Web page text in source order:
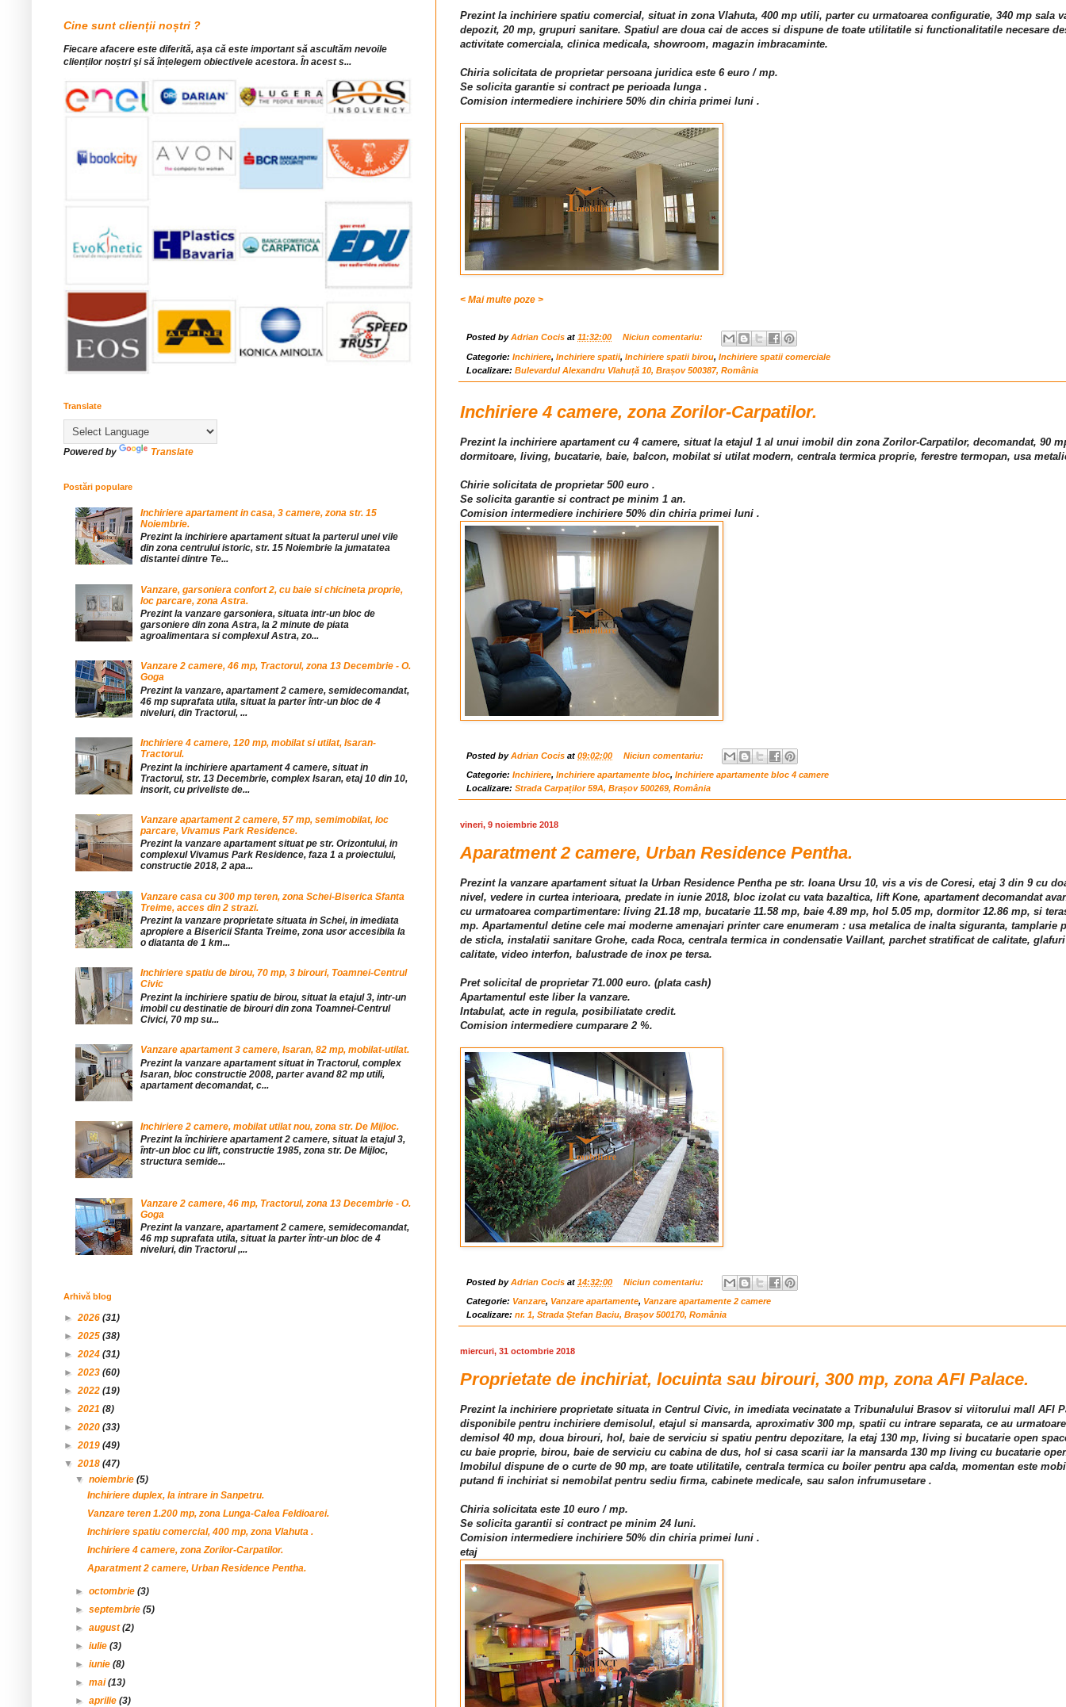
Prezint la inchiriere spatiu comercial, situat in zona Vlahuta, 400 mp utili, parter cu urmatoarea configuratie, 340 mp sala
depozit, 20 mp, grupuri sanitare. Spatiul are doua cai de acces si dispune de toate utilitatile si functionalitatile necesare
activitate comerciala, clinica medicala, showroom, magazin imbracaminte.
Chiria solicitata de proprietar persoana juridica este 6 euro / mp.
Se solicita garantie si contract pe perioada lunga .
Comision intermediere inchiriere 50% din chiria primei luni .
< Mai multe poze >
Posted byAdrian Cocis at 11:32:00 Niciun comentariu:
Categorie: Inchiriere, Inchiriere spatii, Inchiriere spatii birou, Inchiriere spatii comerciale
Localizare: Bulevardul Alexandru Vlahuță 10, Brașov 500387, România
Inchiriere 4 camere, zona Zorilor-Carpatilor.
Prezint la inchiriere apartament cu 4 camere, situat la etajul 1 al unui imobil din zona Zorilor-Carpatilor, decomandat, 90
dormitoare, living, bucatarie, baie, balcon, mobilat si utilat modern, centrala termica proprie, ferestre termopan, usa
Chirie solicitata de proprietar 500 euro .
Se solicita garantie si contract pe minim 1 an.
Comision intermediere inchiriere 50% din chiria primei luni .
Posted byAdrian Cocis at 09:02:00 Niciun comentariu:
Categorie: Inchiriere, Inchiriere apartamente bloc, Inchiriere apartamente bloc 4 camere
Localizare: Strada Carpaților 59A, Brașov 500269, România
vineri, 9 noiembrie 2018
Aparatment 2 camere, Urban Residence Pentha.
Prezint la vanzare apartament situat la Urban Residence Pentha pe str. Ioana Ursu 10, vis a vis de Coresi, etaj 3 din 9 cu
nivel, vedere in curtea interioara, predate in iunie 2018, bloc izolat cu vata bazaltica, lift Kone, apartament decomandat
cu urmatoarea compartimentare: living 21.18 mp, bucatarie 11.58 mp, baie 4.89 mp, hol 5.05 mp, dormitor 12.86 mp, si
mp. Apartamentul detine cele mai moderne amenajari printer care enumeram : usa metalica de inalta siguranta, tamplarie
de sticla, instalatii sanitare Grohe, cada Roca, centrala termica in condensatie Vaillant, parchet stratificat de calitate,
calitate, video interfon, balustrade de inox pe tersa.
Pret solicital de proprietar 71.000 euro. (plata cash)
Apartamentul este liber la vanzare.
Intabulat, acte in regula, posibiliatate credit.
Comision intermediere cumparare 2 %.
Posted byAdrian Cocis at 14:32:00 Niciun comentariu:
Categorie: Vanzare, Vanzare apartamente, Vanzare apartamente 2 camere
Localizare: nr. 1, Strada Ștefan Baciu, Brașov 500170, România
miercuri, 31 octombrie 2018
Proprietate de inchiriat, locuinta sau birouri, 300 mp, zona AFI Palace.
Prezint la inchiriere proprietate situata in Centrul Civic, in imediata vecinatate a Tribunalului Brasov si viitorului mall AFI
disponibile pentru inchiriere demisolul, etajul si mansarda, aproximativ 300 mp, spatii cu intrare separata, ce au
demisol 40 mp, doua birouri, hol, baie de serviciu si spatiu pentru depozitare, la etaj 130 mp, living si bucatarie open
cu baie proprie, birou, baie de serviciu cu cabina de dus, hol si casa scarii iar la mansarda 130 mp living cu bucatarie
Imobilul dispune de o curte de 90 mp, are toate utilitatile, centrala termica cu boiler pentru apa calda, momentan este
putand fi inchiriat si nemobilat pentru sediu firma, cabinete medicale, sau salon infrumusetare .
Chiria solicitata este 10 euro / mp.
Se solicita garantii si contract pe minim 24 luni.
Comision intermediere inchiriere 50% din chiria primei luni .
etaj
Cine sunt clienții noștri ?
Fiecare afacere este diferită, așa că este important să ascultăm nevoile
clienților noștri şi să înțelegem obiectivele acestora. În acest s...
Translate
Powered by Translate
Postări populare
Inchiriere apartament in casa, 3 camere, zona str. 15
Noiembrie.
Prezint la inchiriere apartament situat la parterul unei vile
din zona centrului istoric, str. 15 Noiembrie la jumatatea
distantei dintre Te...
Vanzare, garsoniera confort 2, cu baie si chicineta proprie,
loc parcare, zona Astra.
Prezint la vanzare garsoniera, situata intr-un bloc de
garsoniere din zona Astra, la 2 minute de piata
agroalimentara si complexul Astra, zo...
Vanzare 2 camere, 46 mp, Tractorul, zona 13 Decembrie - O.
Goga
Prezint la vanzare, apartament 2 camere, semidecomandat,
46 mp suprafata utila, situat la parter într-un bloc de 4
niveluri, din Tractorul, ...
Inchiriere 4 camere, 120 mp, mobilat si utilat, Isaran-
Tractorul.
Prezint la inchiriere apartament 4 camere, situat in
Tractorul, str. 13 Decembrie, complex Isaran, etaj 10 din 10,
insorit, cu priveliste de...
Vanzare apartament 2 camere, 57 mp, semimobilat, loc
parcare, Vivamus Park Residence.
Prezint la vanzare apartament situat pe str. Orizontului, in
complexul Vivamus Park Residence, faza 1 a proiectului,
constructie 2018, 2 apa...
Vanzare casa cu 300 mp teren, zona Schei-Biserica Sfanta
Treime, acces din 2 strazi.
Prezint la vanzare proprietate situata in Schei, in imediata
apropiere a Bisericii Sfanta Treime, zona usor accesibila la
o diatanta de 1 km...
Inchiriere spatiu de birou, 70 mp, 3 birouri, Toamnei-Centrul
Civic
Prezint la inchiriere spatiu de birou, situat la etajul 3, intr-un
imobil cu destinatie de birouri din zona Toamnei-Centrul
Civici, 70 mp su...
Vanzare apartament 3 camere, Isaran, 82 mp, mobilat-utilat.
Prezint la vanzare apartament situat in Tractorul, complex
Isaran, bloc constructie 2008, parter avand 82 mp utili,
apartament decomandat, c...
Inchiriere 2 camere, mobilat utilat nou, zona str. De Mijloc.
Prezint la închiriere apartament 2 camere, situat la etajul 3,
într-un bloc cu lift, constructie 1985, zona str. De Mijloc,
structura semide...
Vanzare 2 camere, 46 mp, Tractorul, zona 13 Decembrie - O.
Goga
Prezint la vanzare, apartament 2 camere, semidecomandat,
46 mp suprafata utila, situat la parter într-un bloc de 4
niveluri, din Tractorul ,...
Arhivă blog
►2026 (31)
►2025 (38)
►2024 (31)
►2023 (60)
►2022 (19)
►2021 (8)
►2020 (33)
►2019 (49)
▼2018 (47)
▼noiembrie(5)
Inchiriere duplex, la intrare in Sanpetru.
Vanzare teren 1.200 mp, zona Lunga-Calea Feldioarei.
Inchiriere spatiu comercial, 400 mp, zona Vlahuta .
Inchiriere 4 camere, zona Zorilor-Carpatilor.
Aparatment 2 camere, Urban Residence Pentha.
►octombrie(3)
►septembrie(5)
►august(2)
►iulie(3)
►iunie(8)
►mai(13)
►aprilie(3)